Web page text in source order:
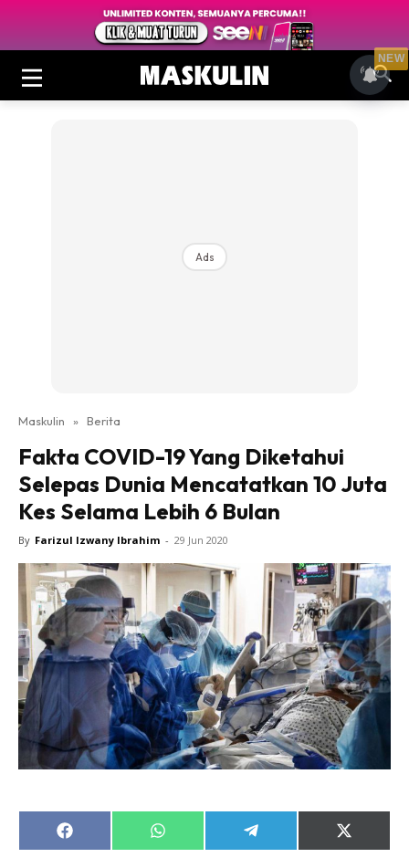
Ads
Maskulin » Berita
Fakta COVID-19 Yang Diketahui
Selepas Dunia Mencatatkan 10 Juta
Kes Selama Lebih 6 Bulan
By Farizul Izwany Ibrahim - 29 Jun 2020
Share
on
Share
on
Share
on
Share
on
NEW